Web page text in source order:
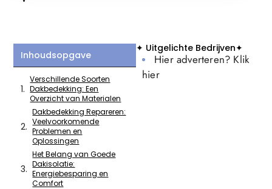
Inhoudsopgave
Verschillende Soorten
Dakbedekking: Een
Overzicht van Materialen
Dakbedekking Repareren:
Veelvoorkomende
Problemen en
Oplossingen
Het Belang van Goede
Dakisolatie:
Energiebesparing en
Comfort
✦ Uitgelichte Bedrijven✦
Hier adverteren? Klik
hier